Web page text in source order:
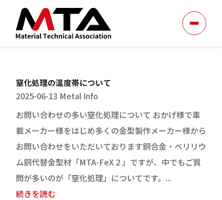
窒化処理の温度帯について
2025-06-13 Metal Info
お問い合わせの多い窒化処理について おかげ様で車
載メーカー様をはじめ多くの金型製作メーカー様から
お問い合わせをいただいております銅合金・ベリリウ
ム銅代替金型材「MTA-FeX２」ですが、中でもご質
問が多いのが「窒化処理」についてです。...
続きを読む